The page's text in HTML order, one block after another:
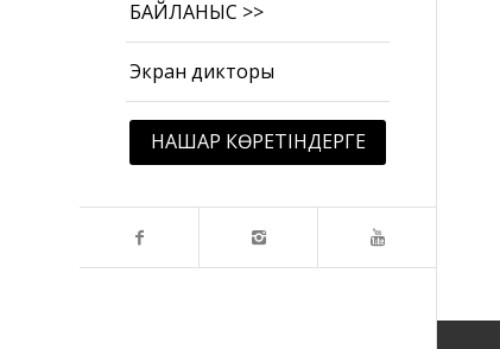
БАЙЛАНЫС >>
Экран дикторы
НАШАР КӨРЕТІНДЕРГЕ